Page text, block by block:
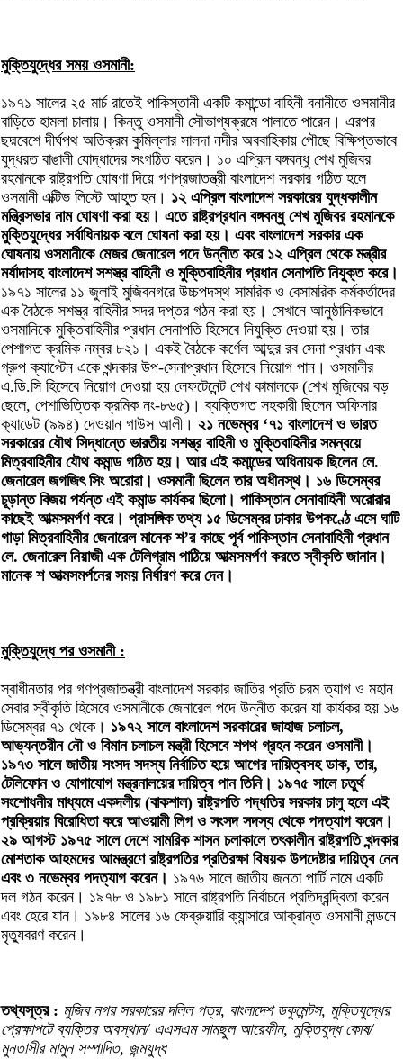
মুক্তিযুদ্ধের সময় ওসমানী:
১৯৭১ সালের ২৫ মার্চ রাতেই পাকিস্তানী একটি কমান্ডো বাহিনী বনানীতে ওসমানীর
বাড়িতে হামলা চালায়। কিন্তু ওসমানী সৌভাগ্যক্রমে পালাতে পারেন। এরপর
ছদ্মবেশে দীর্ঘপথ অতিক্রম কুমিল্লার সালদা নদীর অববাহিকায় পৌছে বিক্ষিপ্তভাবে
যুদ্ধরত বাঙালী যোদ্ধাদের সংগঠিত করেন। ১০ এপ্রিল বঙ্গবন্ধু শেখ মুজিবর
রহমানকে রাষ্ট্রপতি ঘোষণা দিয়ে গণপ্রজাতন্ত্রী বাংলাদেশ সরকার গঠিত হলে
ওসমানী এক্টিভ লিস্টে আহূত হন। ১২ এপ্রিল বাংলাদেশ সরকারের যুদ্ধকালীন
মন্ত্রিসভার নাম ঘোষণা করা হয়। এতে রাষ্ট্রপ্রধান বঙ্গবন্ধু শেখ মুজিবর রহমানকে
মুক্তিযুদ্ধের সর্বাধিনায়ক বলে ঘোষনা করা হয়। এবং বাংলাদেশ সরকার এক
ঘোষনায় ওসমানীকে মেজর জেনারেল পদে উন্নীত করে ১২ এপ্রিল থেকে মন্ত্রীর
মর্যাদাসহ বাংলাদেশ সশস্ত্র বাহিনী ও মুক্তিবাহিনীর প্রধান সেনাপতি নিযুক্ত করে।
১৯৭১ সালের ১১ জুলাই মুজিবনগরে উচ্চপদস্থ সামরিক ও বেসামরিক কর্মকর্তাদের
এক বৈঠকে সশস্ত্র বাহিনীর সদর দপ্তর গঠন করা হয়। সেখানে আনুষ্ঠানিকভাবে
ওসমানিকে মুক্তিবাহিনীর প্রধান সেনাপতি হিসেবে নিযুক্তি দেওয়া হয়। তার
পেশাগত ক্রমিক নম্বর ৮২১। একই বৈঠকে কর্ণেল আব্দুর রব সেনা প্রধান এবং
গ্রুপ ক্যাপ্টেন একে খন্দকার উপ-সেনাপ্রধান হিসেবে নিয়োগ পান। ওসমানীর
এ.ডি.সি হিসেবে নিয়োগ দেওয়া হয় লেফটেনেন্ট শেখ কামালকে (শেখ মুজিবের বড়
ছেলে, পেশাভিত্তিক ক্রমিক নং-৮৬৫)। ব্যক্তিগত সহকারী ছিলেন অফিসার
ক্যাডেট (৯৯৪) দেওয়ান গাউস আলী। ২১ নভেম্বর ‘৭১ বাংলাদেশ ও ভারত
সরকারের যৌথ সিদ্ধান্তে ভারতীয় সশস্ত্র বাহিনী ও মুক্তিবাহিনীর সমন্বয়ে
মিত্রবাহিনীর যৌথ কমান্ড গঠিত হয়। আর এই কমান্ডের অধিনায়ক ছিলেন লে.
জেনারেল জগজিৎ সিং অরোরা। ওসমানী ছিলেন তার অধীনস্থ। ১৬ ডিসেম্বর
চূড়ান্ত বিজয় পর্যন্ত এই কমান্ড কার্যকর ছিলো। পাকিস্তান সেনাবাহিনী অরোরার
কাছেই আত্মসমর্পণ করে। প্রাসঙ্গিক তথ্য ১৫ ডিসেম্বর ঢাকার উপকণ্ঠে এসে ঘাটি
গাড়া মিত্রবাহিনীর জেনারেল মানেক শ’র কাছে পূর্ব পাকিস্তান সেনাবাহিনী প্রধান
লে. জেনারেল নিয়াজী এক টেলিগ্রাম পাঠিয়ে আত্মসমর্পণ করতে স্বীকৃতি জানান।
মানেক শ আত্মসমর্পনের সময় নির্ধারণ করে দেন।
মুক্তিযুদ্ধে পর ওসমানী :
স্বাধীনতার পর গণপ্রজাতন্ত্রী বাংলাদেশ সরকার জাতির প্রতি চরম ত্যাগ ও মহান
সেবার স্বীকৃতি হিসেবে ওসমানীকে জেনারেল পদে উন্নীত করেন যা কার্যকর হয় ১৬
ডিসেম্বর ৭১ থেকে। ১৯৭২ সালে বাংলাদেশ সরকারের জাহাজ চলাচল,
আভ্যন্তরীন নৌ ও বিমান চলাচল মন্ত্রী হিসেবে শপথ গ্রহন করেন ওসমানী।
১৯৭৩ সালে জাতীয় সংসদ সদস্য নির্বাচিত হয়ে আগের দায়িত্বসহ ডাক, তার,
টেলিফোন ও যোগাযোগ মন্ত্রনালয়ের দায়িত্ব পান তিনি। ১৯৭৫ সালে চতুর্থ
সংশোধনীর মাধ্যমে একদলীয় (বাকশাল) রাষ্ট্রপতি পদ্ধতির সরকার চালু হলে এই
প্রক্রিয়ার বিরোধিতা করে আওয়ামী লিগ ও সংসদ সদস্য থেকে পদত্যাগ করেন।
২৯ আগস্ট ১৯৭৫ সালে দেশে সামরিক শাসন চলাকালে তৎকালীন রাষ্ট্রপতি খন্দকার
মোশতাক আহমদের আমন্ত্রণে রাষ্ট্রপতির প্রতিরক্ষা বিষয়ক উপদেষ্টার দায়িত্ব নেন
এবং ৩ নভেম্বর পদত্যাগ করেন। ১৯৭৬ সালে জাতীয় জনতা পার্টি নামে একটি
দল গঠন করেন। ১৯৭৮ ও ১৯৮১ সালে রাষ্ট্রপতি নির্বাচনে প্রতিদ্বন্দ্বিতা করেন
এবং হেরে যান। ১৯৮৪ সালের ১৬ ফেব্রুয়ারি ক্যান্সারে আক্রান্ত ওসমানী লন্ডনে
মৃত্যুবরণ করেন।
তথ্যসূত্র : মুজিব নগর সরকারের দলিল পত্র, বাংলাদেশ ডকুমেন্টস, মুক্তিযুদ্ধের
প্রেক্ষাপটে ব্যক্তির অবস্থান/ এএসএম সামছুল আরেফীন, মুক্তিযুদ্ধ কোষ/
মুনতাসীর মামুন সম্পাদিত, জন্মযুদ্ধ